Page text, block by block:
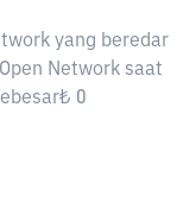
yang beredar
Network saat
0